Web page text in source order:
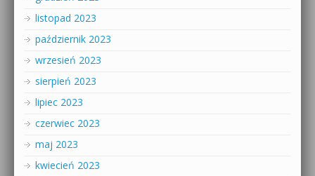
listopad 2023
październik 2023
wrzesień 2023
sierpień 2023
lipiec 2023
czerwiec 2023
maj 2023
kwiecień 2023